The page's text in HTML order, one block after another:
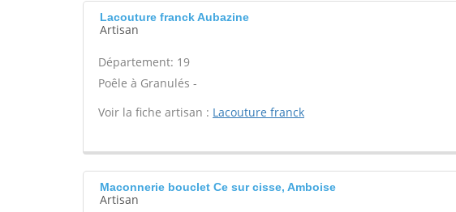
Lacouture franck Aubazine
Artisan
Département: 19
Poêle à Granulés -
Voir la fiche artisan : Lacouture franck
Maconnerie bouclet Ce sur cisse, Amboise
Artisan